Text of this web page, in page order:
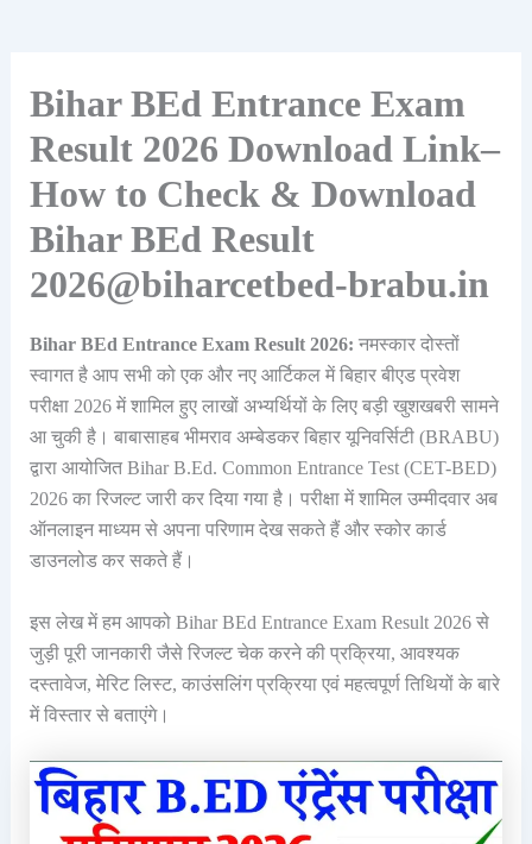
Bihar BEd Entrance Exam
Result 2026 Download Link–
How to Check & Download
Bihar BEd Result
2026@biharcetbed-brabu.in
Bihar BEd Entrance Exam Result 2026: नमस्कार दोस्तों
स्वागत है आप सभी को एक और नए आर्टिकल में बिहार बीएड प्रवेश
परीक्षा 2026 में शामिल हुए लाखों अभ्यर्थियों के लिए बड़ी खुशखबरी सामने
आ चुकी है। बाबासाहब भीमराव अम्बेडकर बिहार यूनिवर्सिटी (BRABU)
द्वारा आयोजित Bihar B.Ed. Common Entrance Test (CET-BED)
2026 का रिजल्ट जारी कर दिया गया है। परीक्षा में शामिल उम्मीदवार अब
ऑनलाइन माध्यम से अपना परिणाम देख सकते हैं और स्कोर कार्ड
डाउनलोड कर सकते हैं।
इस लेख में हम आपको Bihar BEd Entrance Exam Result 2026 से
जुड़ी पूरी जानकारी जैसे रिजल्ट चेक करने की प्रक्रिया, आवश्यक
दस्तावेज, मेरिट लिस्ट, काउंसलिंग प्रक्रिया एवं महत्वपूर्ण तिथियों के बारे
में विस्तार से बताएंगे।